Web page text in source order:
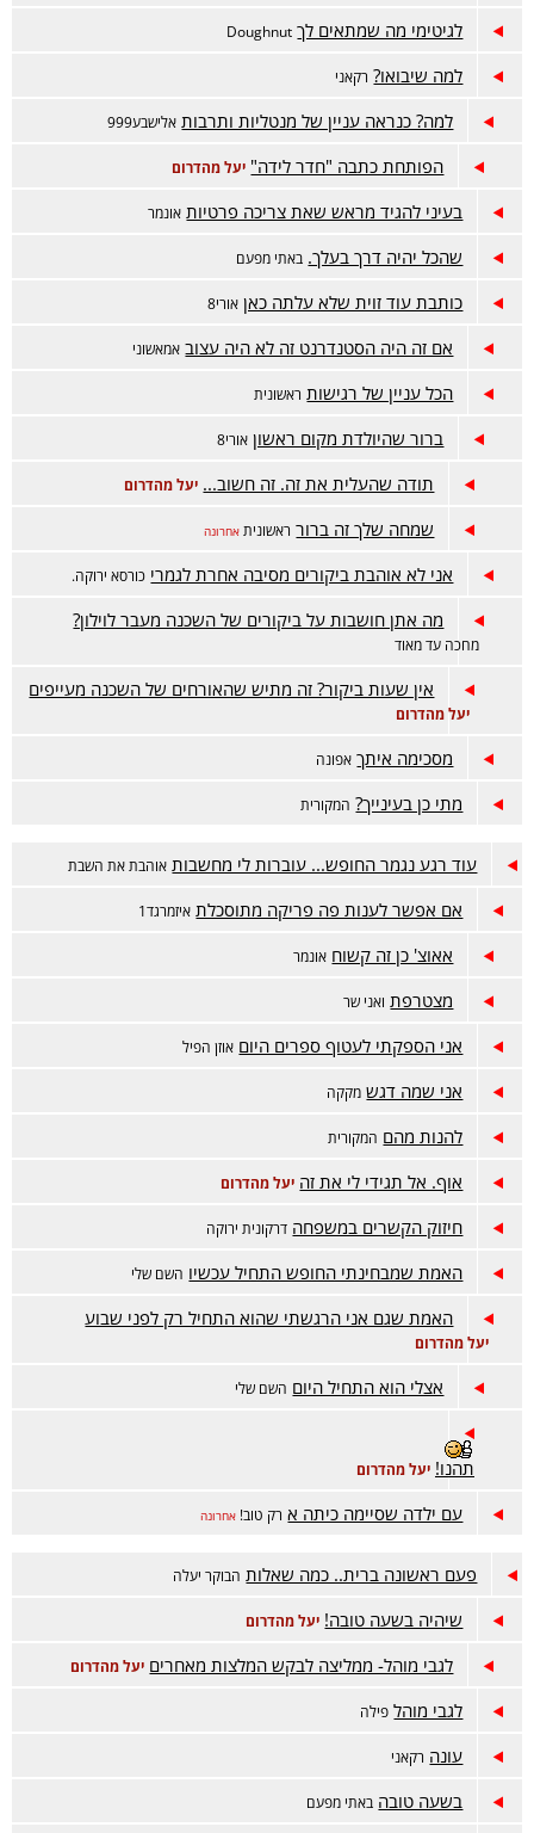
לגיטימי מה שמתאים לך Doughnut
למה שיבואו? רקאני
למה? כנראה עניין של מנטליות ותרבות אלישבע999
הפותחת כתבה "חדר לידה" יעל מהדרום
בעיני להגיד מראש שאת צריכה פרטיות אונמר
שהכל יהיה דרך בעלך. באתי מפעם
כותבת עוד זוית שלא עלתה כאן אורי8
אם זה היה הסטנדרנט זה לא היה עצוב אמאשוני
הכל עניין של רגישות ראשונית
ברור שהיולדת מקום ראשון אורי8
תודה שהעלית את זה. זה חשוב... יעל מהדרום
שמחה שלך זה ברור ראשונית אחרונה
אני לא אוהבת ביקורים מסיבה אחרת לגמרי כורסא ירוקה.
מה אתן חושבות על ביקורים של השכנה מעבר לוילון?
מחכה עד מאוד
אין שעות ביקור? זה מתיש שהאורחים של השכנה מעייפים
יעל מהדרום
מסכימה איתך אפונה
מתי כן בעינייך? המקורית
עוד רגע נגמר החופש... עוברות לי מחשבות אוהבת את השבת
אם אפשר לענות פה פריקה מתוסכלת איזמרגד1
אאוצ' כן זה קשוח אונמר
מצטרפת ואני שר
אני הספקתי לעטוף ספרים היום אוזן הפיל
אני שמה דגש מקקה
להנות מהם המקורית
אוף. אל תגידי לי את זה יעל מהדרום
חיזוק הקשרים במשפחה דרקונית ירוקה
האמת שמבחינתי החופש התחיל עכשיו השם שלי
האמת שגם אני הרגשתי שהוא התחיל רק לפני שבוע
יעל מהדרום
אצלי הוא התחיל היום השם שלי
תהנו! יעל מהדרום
עם ילדה שסיימה כיתה א רק טוב! אחרונה
פעם ראשונה ברית.. כמה שאלות הבוקר יעלה
שיהיה בשעה טובה! יעל מהדרום
לגבי מוהל- ממליצה לבקש המלצות מאחרים יעל מהדרום
לגבי מוהל פילה
עונה רקאני
בשעה טובה באתי מפעם